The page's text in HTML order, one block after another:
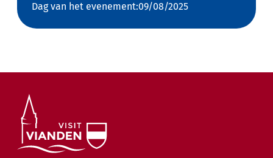
Dag van het evenement:09/08/2025